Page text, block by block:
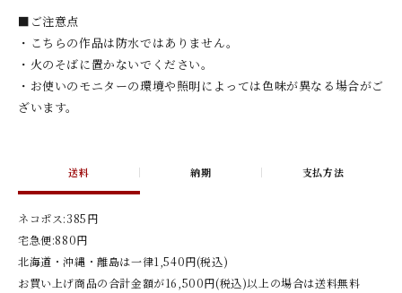
■ご注意点
・こちらの作品は防水ではありません。
・火のそばに置かないでください。
・お使いのモニターの環境や照明によっては色味が異なる場合がご
ざいます。
送料 納期 支払方法
ネコポス:385円
宅急便:880円
北海道・沖縄・離島は一律1,540円(税込)
お買い上げ商品の合計金額が16,500円(税込)以上の場合は送料無料